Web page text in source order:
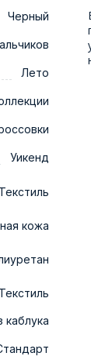
Черный
Лето
Уикенд
кожа
каблука